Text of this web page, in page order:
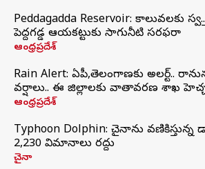
Peddagadda Reservoir: కాలువలకు
పెద్దగడ్డ ఆయకట్టుకు సాగునీటి సరఫరా
ఆంధ్రప్రదేశ్
Rain Alert: ఏపీ,తెలంగాణకు అలర్ట్..
వర్షాలు.. ఈ జిల్లాలకు వాతావరణ శాఖ
ఆంధ్రప్రదేశ్
Typhoon Dolphin: చైనాను వణికిస్తున్న
2,230 విమానాలు రద్దు
చైనా